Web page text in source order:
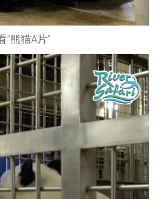
“熊猫A片”